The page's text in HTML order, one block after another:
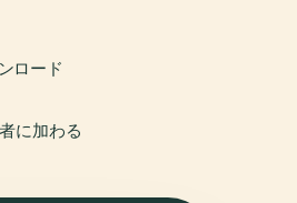
ロード
に加わる